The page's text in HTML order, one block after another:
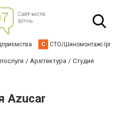
С СТО/Шиномонтажі
Архітектура
Студия
Azucar